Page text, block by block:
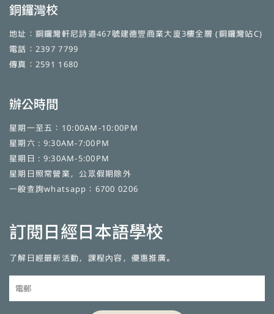
銅鑼灣校
地址：銅鑼灣軒尼詩道467號建德豐商業大廈3樓全層 (銅鑼灣站C)
電話：2397 7799
傳真：2591 1680
辦公時間
星期一至五：10:00AM-10:00PM
星期六 : 9:30AM-7:00PM
星期日 : 9:30AM-5:00PM
星期日照常營業，公眾假期除外
一般查詢whatsapp：6700 0206
訂閱日經日本語學校
了解日經最新活動，課程內容，優惠推廣。